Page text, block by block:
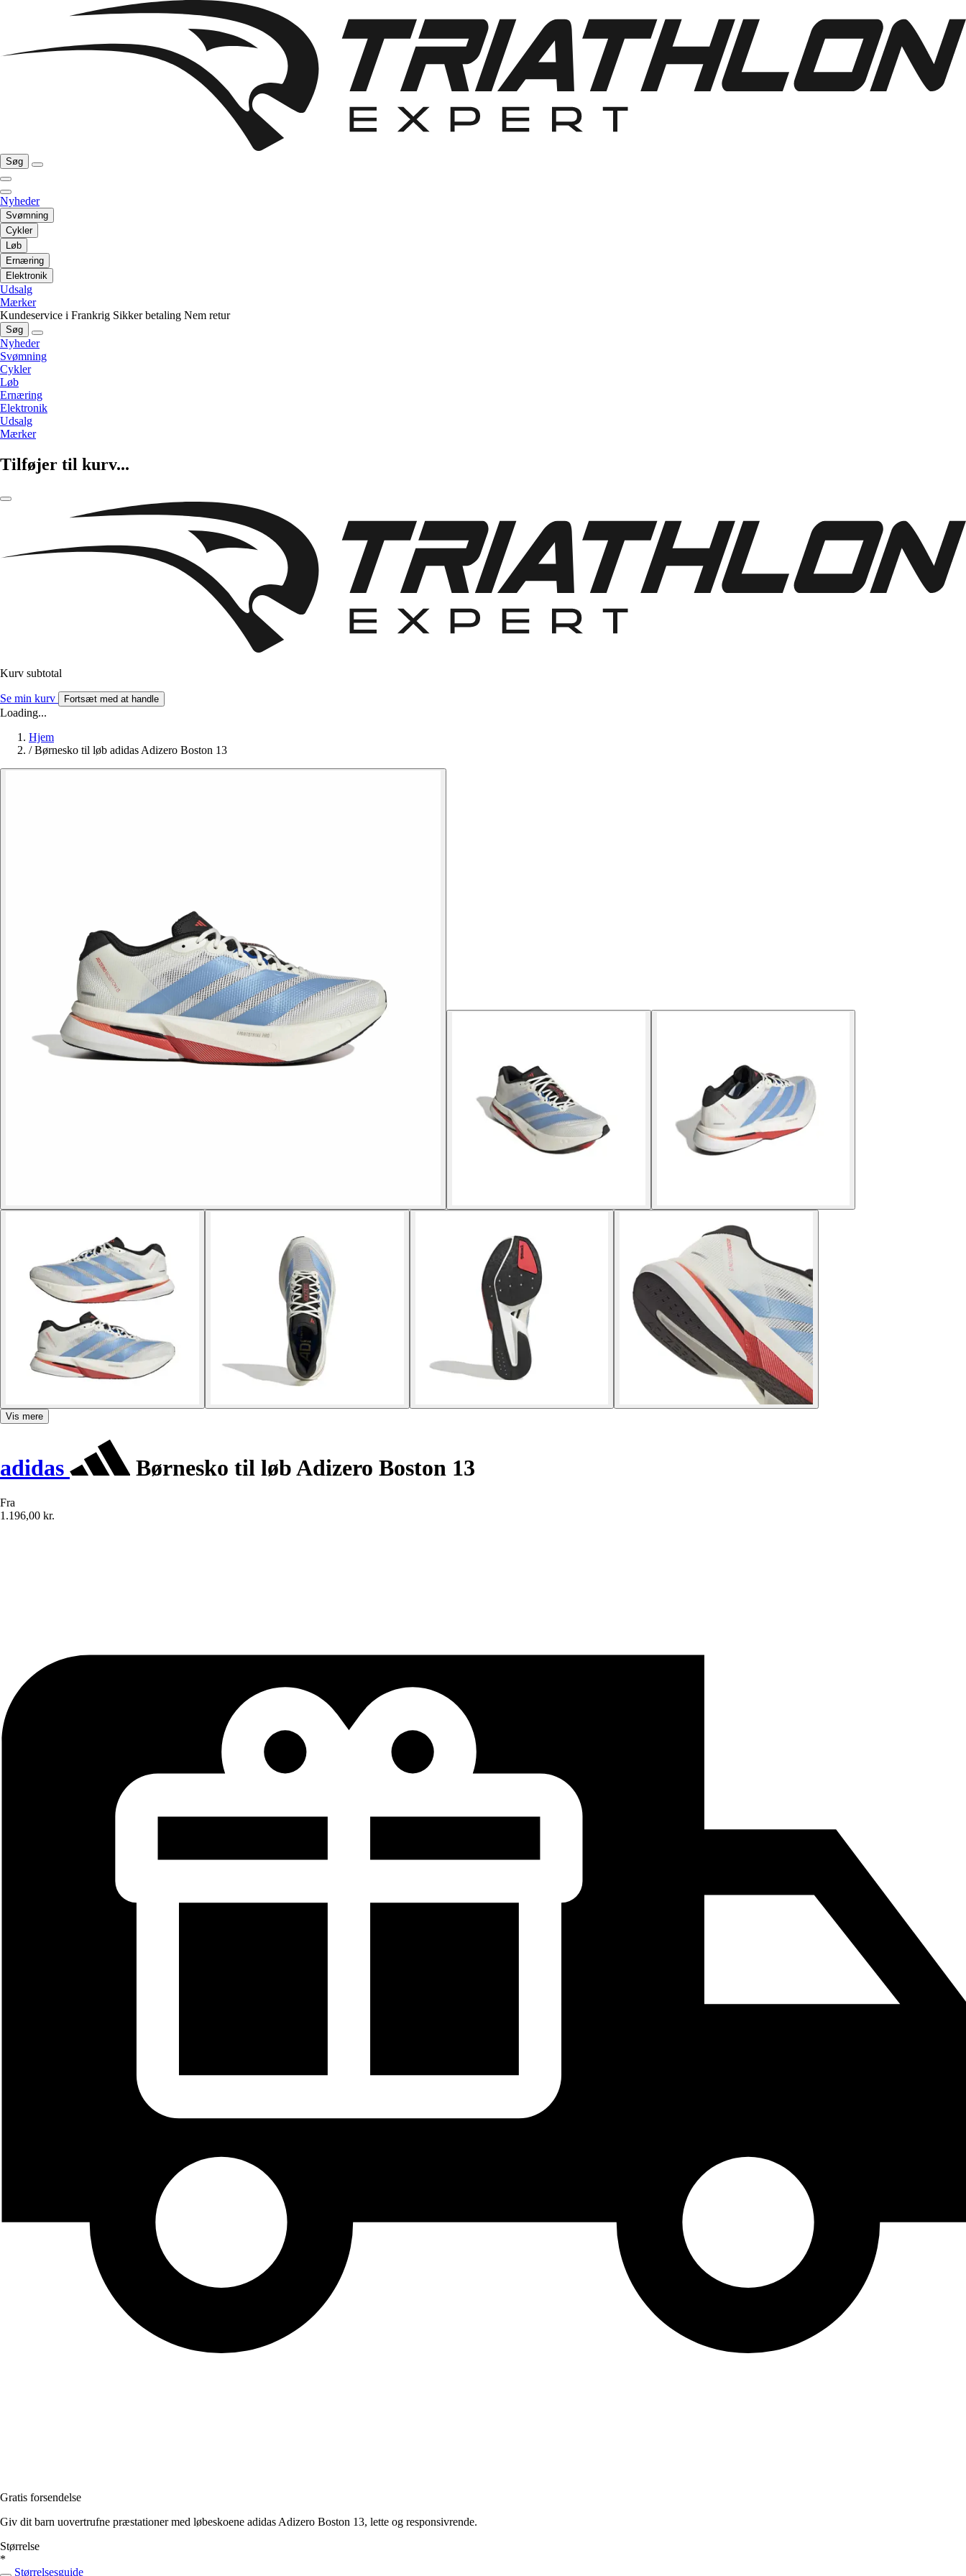
Søg
Nyheder
Svømning
Cykler
Løb
Ernæring
Elektronik
Udsalg
Mærker
Kundeservice i Frankrig Sikker betaling Nem retur
Søg
Nyheder
Svømning
Cykler
Løb
Ernæring
Elektronik
Udsalg
Mærker
Tilføjer til kurv...
Kurv subtotal
Se min kurv Fortsæt med at handle
Loading...
Hjem
/ Børnesko til løb adidas Adizero Boston 13
Vis mere
adidas Børnesko til løb Adizero Boston 13
Fra
1.196,00 kr.
Gratis forsendelse
Giv dit barn uovertrufne præstationer med løbeskoene adidas Adizero Boston 13, lette og responsivrende.
Størrelse
*
Størrelsesguide